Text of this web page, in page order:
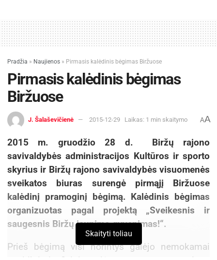
Pradžia » Naujienos » Pirmasis kalėdinis bėgimas Biržuose
Pirmasis kalėdinis bėgimas
Biržuose
J. Šalaševičienė 2015-12-29 Laikas: 1 min skaitymo AA
2015 m. gruodžio 28 d. Biržų rajono
savivaldybės administracijos Kultūros ir sporto
skyrius ir Biržų rajono savivaldybės visuomenės
sveikatos biuras surengė pirmąjį Biržuose
kalėdinį pramoginį bėgimą. Kalėdinis bėgimas
organizuotas pagal projektą „Sveikesnis ir
saugesnis Biržų jaunimo gyvenimas!“.
Prieš bėgimą visi norintys galėjo nemokamai
Skaityti toliau